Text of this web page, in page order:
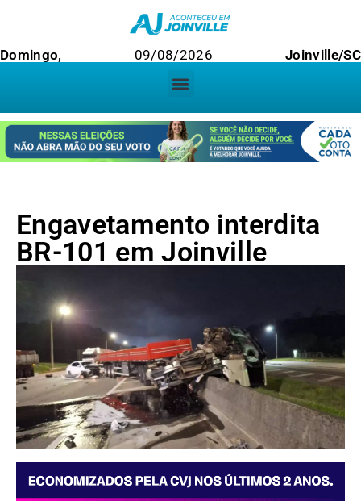
Domingo, 09/08/2026 Joinville/SC
Engavetamento interdita
BR-101 em Joinville